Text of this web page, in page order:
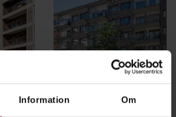
Information Om